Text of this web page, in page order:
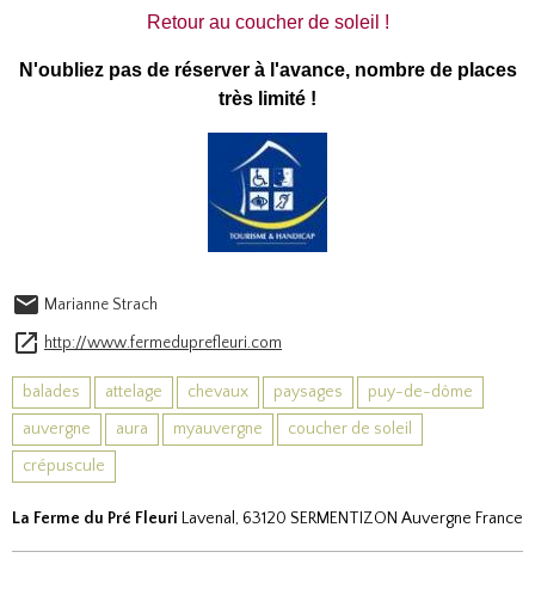
Retour au coucher de soleil !
N'oubliez pas de réserver à l'avance, nombre de places
très limité !
Marianne Strach
http://www.fermeduprefleuri.com
balades attelage chevaux paysages
puy-de-dôme
auvergne
aura myauvergne
coucher de soleil
crépuscule
La Ferme du Pré Fleuri Lavenal, 63120 SERMENTIZON Auvergne France